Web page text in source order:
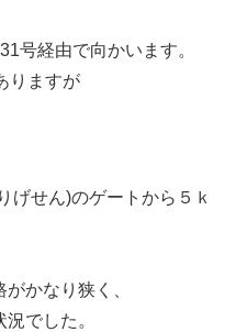
号経由で向かいます。
りますが
げせん)のゲートから５ｋ
かなり狭く、
でした。